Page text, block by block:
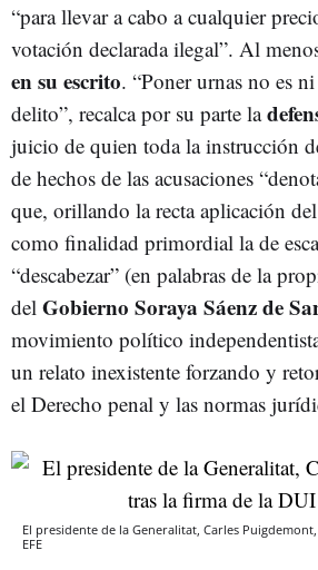
“para llevar a cabo a cualquier
votación declarada ilegal”. Al
en su escrito. “Poner urnas no es
delito”, recalca por su parte la
juicio de quien toda la instrucción
de hechos de las acusaciones
que, orillando la recta aplicación
como finalidad primordial la de
“descabezar” (en palabras de la
del Gobierno Soraya Sáenz de
movimiento político
un relato inexistente forzando y
el Derecho penal y las normas
El presidente de la Generalitat, Carles
EFE